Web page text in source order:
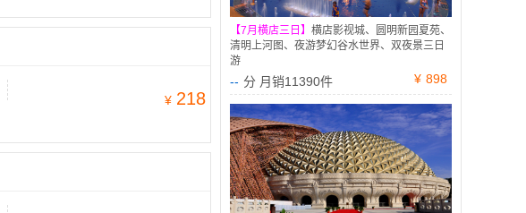
¥ 218
【7月横店三日】 横店影视城、圆明新园夏苑、
清明上河图、夜游梦幻谷水世界、双夜景三日
游
-- 分 月销11390件 ¥ 898